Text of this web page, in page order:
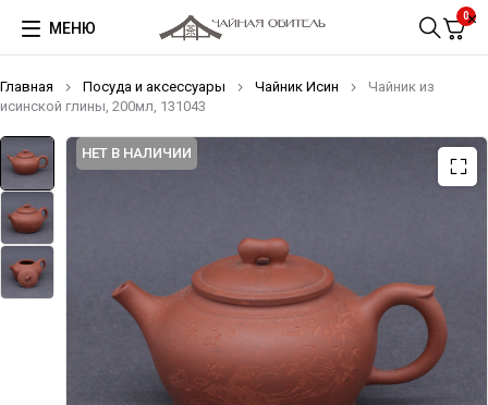
МЕНЮ
0
Главная Посуда и аксессуары Чайник Исин
Чайник из
исинской глины, 200мл, 131043
НЕТ В НАЛИЧИИ